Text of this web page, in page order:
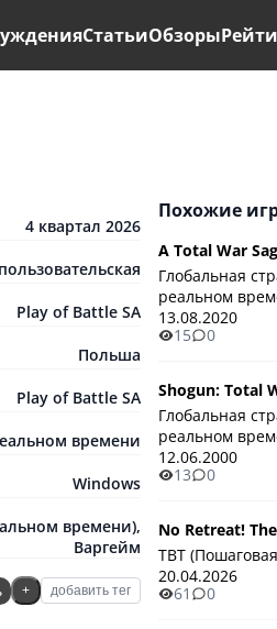
СтатьиОбзоры
4 квартал 2026
Play of Battle SA
Польша
Play of Battle SA
времени
Windows
времени),
Варгейм
+ добавить тег
Похожие
A Total War
Глобальная
реальном
13.08.2020
15
0
Shogun: Total
Глобальная
реальном
12.06.2000
13
0
No Retreat!
TBT
20.04.2026
61
0